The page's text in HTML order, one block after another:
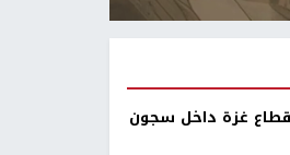
غزة داخل سجون